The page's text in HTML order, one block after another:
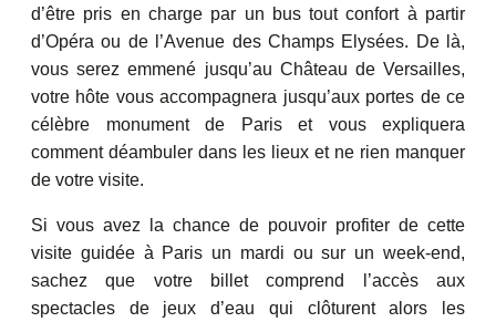
d’être pris en charge par un bus tout confort à partir
d’Opéra ou de l’Avenue des Champs Elysées. De là,
vous serez emmené jusqu’au Château de Versailles,
votre hôte vous accompagnera jusqu’aux portes de ce
célèbre monument de Paris et vous expliquera
comment déambuler dans les lieux et ne rien manquer
de votre visite.
Si vous avez la chance de pouvoir profiter de cette
visite guidée à Paris un mardi ou sur un week-end,
sachez que votre billet comprend l’accès aux
spectacles de jeux d’eau qui clôturent alors les